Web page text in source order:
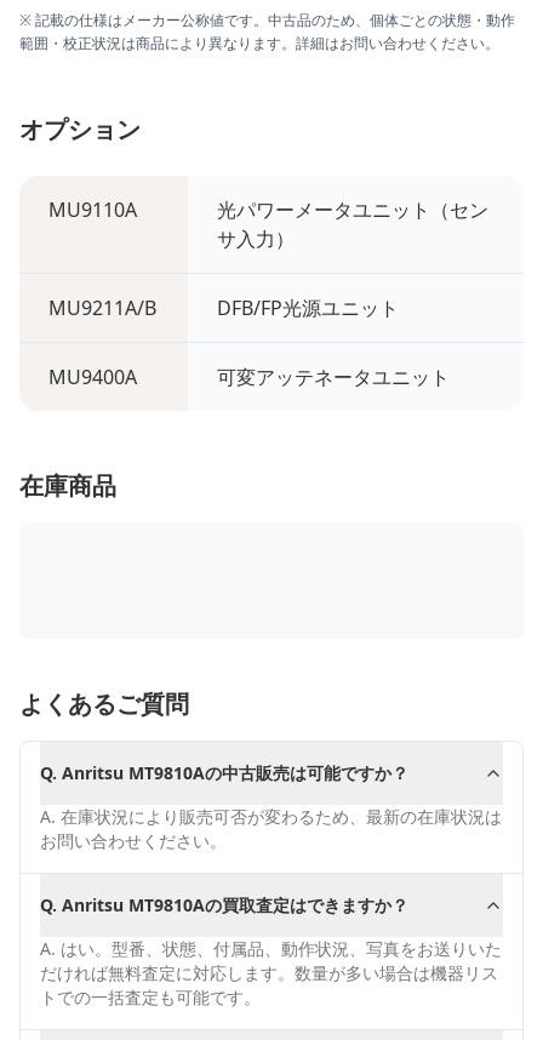
※ 記載の仕様はメーカー公称値です。中古品のため、個体ごとの状態・動作
範囲・校正状況は商品により異なります。詳細はお問い合わせください。
オプション
MU9110A
光パワーメータユニット（セン
サ入力）
MU9211A/B DFB/FP光源ユニット
MU9400A 可変アッテネータユニット
在庫商品
よくあるご質問
Q. Anritsu MT9810Aの中古販売は可能ですか？
A. 在庫状況により販売可否が変わるため、最新の在庫状況は
お問い合わせください。
Q. Anritsu MT9810Aの買取査定はできますか？
A. はい。型番、状態、付属品、動作状況、写真をお送りいた
だければ無料査定に対応します。数量が多い場合は機器リス
トでの一括査定も可能です。